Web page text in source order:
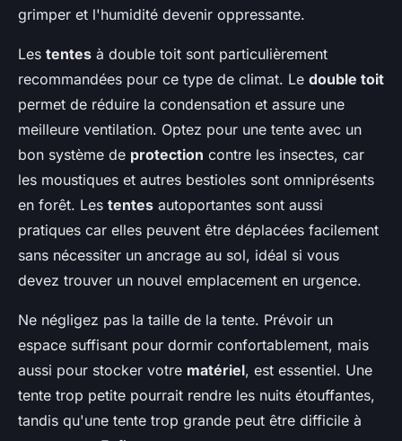
grimper et l'humidité devenir oppressante.
Les tentes à double toit sont particulièrement
recommandées pour ce type de climat. Le double toit
permet de réduire la condensation et assure une
meilleure ventilation. Optez pour une tente avec un
bon système de protection contre les insectes, car
les moustiques et autres bestioles sont omniprésents
en forêt. Les tentes autoportantes sont aussi
pratiques car elles peuvent être déplacées facilement
sans nécessiter un ancrage au sol, idéal si vous
devez trouver un nouvel emplacement en urgence.
Ne négligez pas la taille de la tente. Prévoir un
espace suffisant pour dormir confortablement, mais
aussi pour stocker votre matériel, est essentiel. Une
tente trop petite pourrait rendre les nuits étouffantes,
tandis qu'une tente trop grande peut être difficile à